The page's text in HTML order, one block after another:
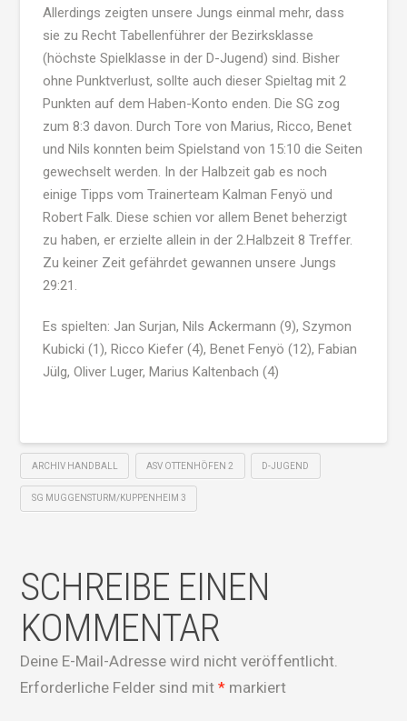
Allerdings zeigten unsere Jungs einmal mehr, dass
sie zu Recht Tabellenführer der Bezirksklasse
(höchste Spielklasse in der D-Jugend) sind. Bisher
ohne Punktverlust, sollte auch dieser Spieltag mit 2
Punkten auf dem Haben-Konto enden. Die SG zog
zum 8:3 davon. Durch Tore von Marius, Ricco, Benet
und Nils konnten beim Spielstand von 15:10 die Seiten
gewechselt werden. In der Halbzeit gab es noch
einige Tipps vom Trainerteam Kalman Fenyö und
Robert Falk. Diese schien vor allem Benet beherzigt
zu haben, er erzielte allein in der 2.Halbzeit 8 Treffer.
Zu keiner Zeit gefährdet gewannen unsere Jungs
29:21.
Es spielten: Jan Surjan, Nils Ackermann (9), Szymon
Kubicki (1), Ricco Kiefer (4), Benet Fenyö (12), Fabian
Jülg, Oliver Luger, Marius Kaltenbach (4)
ARCHIV HANDBALL ASV OTTENHÖFEN 2 D-JUGEND
SG MUGGENSTURM/KUPPENHEIM 3
SCHREIBE EINEN
KOMMENTAR
Deine E-Mail-Adresse wird nicht veröffentlicht.
Erforderliche Felder sind mit* markiert